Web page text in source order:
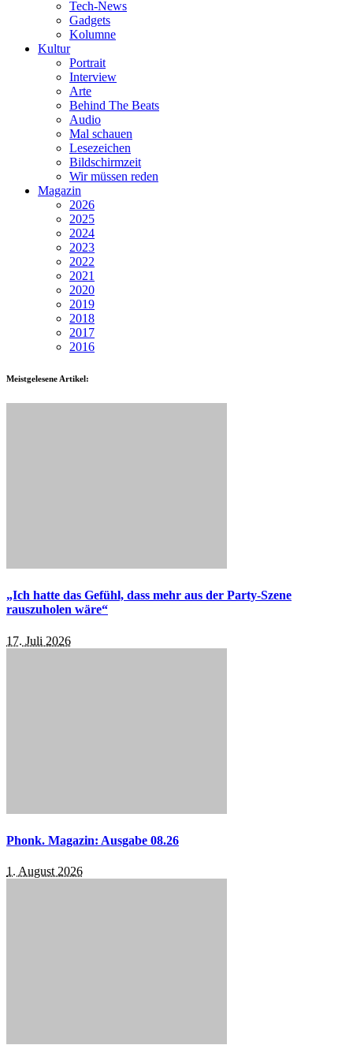
Tech-News
Gadgets
Kolumne
Kultur
Portrait
Interview
Arte
Behind The Beats
Audio
Mal schauen
Lesezeichen
Bildschirmzeit
Wir müssen reden
Magazin
2026
2025
2024
2023
2022
2021
2020
2019
2018
2017
2016
Meistgelesene Artikel:
„Ich hatte das Gefühl, dass mehr aus der Party-Szene
rauszuholen wäre“
17. Juli 2026
Phonk. Magazin: Ausgabe 08.26
1. August 2026